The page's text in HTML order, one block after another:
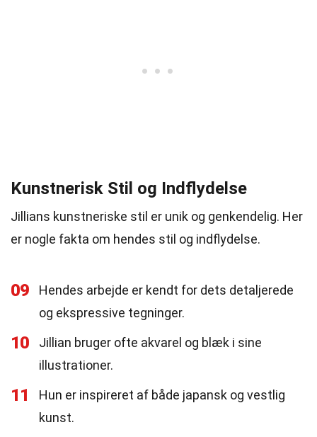
Kunstnerisk Stil og Indflydelse
Jillians kunstneriske stil er unik og genkendelig. Her
er nogle fakta om hendes stil og indflydelse.
09
Hendes arbejde er kendt for dets detaljerede
og ekspressive tegninger.
10
Jillian bruger ofte akvarel og blæk i sine
illustrationer.
11
Hun er inspireret af både japansk og vestlig
kunst.